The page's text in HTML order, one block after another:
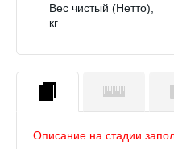
Вес чистый (Нетто),
кг
Описание на стадии